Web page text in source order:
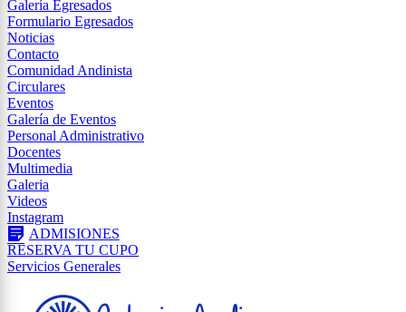
Galería Egresados
Formulario Egresados
Noticias
Contacto
Comunidad Andinista
Circulares
Eventos
Galería de Eventos
Personal Administrativo
Docentes
Multimedia
Galeria
Videos
Instagram
ADMISIONES
RESERVA TU CUPO
Servicios Generales